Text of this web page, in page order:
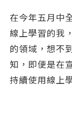
在今年五月中
線上學習的我
的領域，想不
知，即便是在
持續使用線上